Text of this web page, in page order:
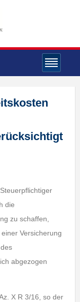
die
zu schaffen,
Versicherung
abgezogen
X R 3/16, so der